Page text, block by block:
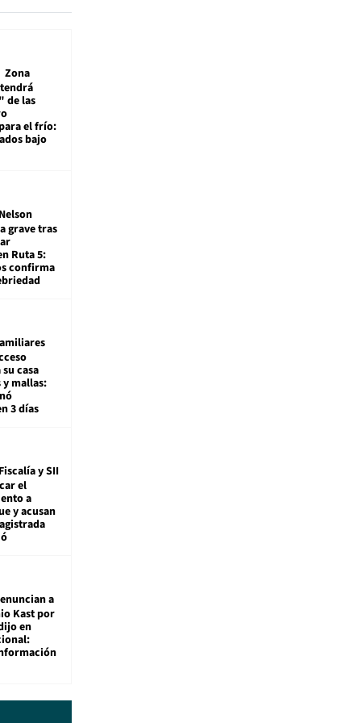
Zona
de las
el frío:
bajo
Nelson
grave tras
Ruta 5:
confirma
casa
mallas:
3 días
Fiscalía y SII
el
a
y acusan
a
Kast por
en